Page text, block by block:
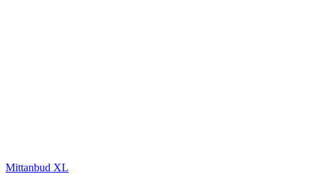
Mittanbud XL